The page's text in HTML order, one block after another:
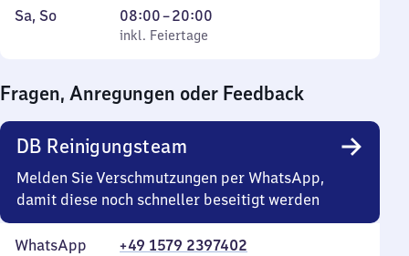
bis
7
Uhr
Uhr
Samstag
Sa, So,
inkl. Feiertage
08:00–20:00
Von
8
20
Uhr
inkl. Feiertage
Fragen, Anregungen oder Feedback
DB Reinigungsteam
Melden Sie Verschmutzungen per WhatsApp,
damit diese noch schneller beseitigt werden
WhatsApp +49 1579 2397402